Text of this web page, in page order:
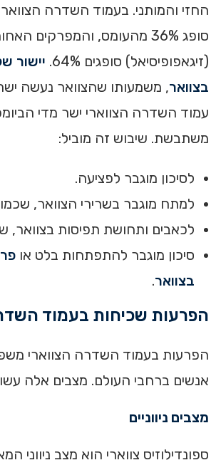
החזי והמותני. בעמוד השדרה
סופג 36% מהעומס, והמפרקים
(זיגאפופיסיאל) סופגים 64%.
יישור
בצוואר, משמעותו שהצוואר נעשה
עמוד השדרה הצווארי ישר מדי
משתבשת. שיבוש זה מוביל:
‏לסיכון מוגבר לפציעה‏.
‏למתח מוגבר בשרירי הצוואר,
‏לכאבים ותחושת תפיסות בצוואר,
סיכון מוגבר להתפתחות בלט או
בצוואר.‏
‏הפרעות שכיחות בעמוד
‏הפרעות בעמוד השדרה הצווארי
אנשים ברחבי העולם. מצבים אלה
מצבים ניווניים
ספונדילוזיס צווארי הוא מצב ניווני